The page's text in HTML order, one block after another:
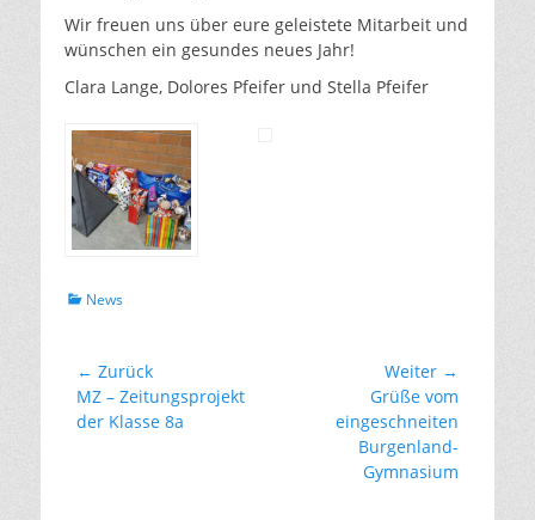
Wir freuen uns über eure geleistete Mitarbeit und
wünschen ein gesundes neues Jahr!
Clara Lange, Dolores Pfeifer und Stella Pfeifer
Kategorien
News
Beitragsnavigation
← Zurück
Vorhergehender
Beitrag:
MZ – Zeitungsprojekt
der Klasse 8a
Weiter →
Grüße vom
eingeschneiten
Burgenland-
Gymnasium